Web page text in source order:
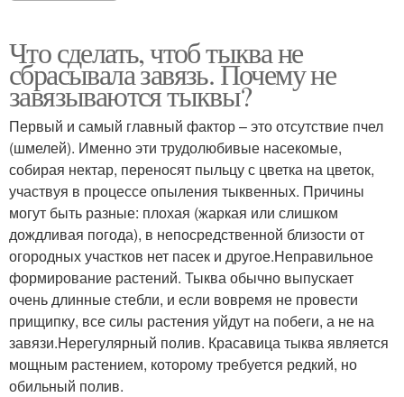
Что сделать, чтоб тыква не
сбрасывала завязь. Почему не
завязываются тыквы?
Первый и самый главный фактор – это отсутствие пчел
(шмелей). Именно эти трудолюбивые насекомые,
собирая нектар, переносят пыльцу с цветка на цветок,
участвуя в процессе опыления тыквенных. Причины
могут быть разные: плохая (жаркая или слишком
дождливая погода), в непосредственной близости от
огородных участков нет пасек и другое.Неправильное
формирование растений. Тыква обычно выпускает
очень длинные стебли, и если вовремя не провести
прищипку, все силы растения уйдут на побеги, а не на
завязи.Нерегулярный полив. Красавица тыква является
мощным растением, которому требуется редкий, но
обильный полив.